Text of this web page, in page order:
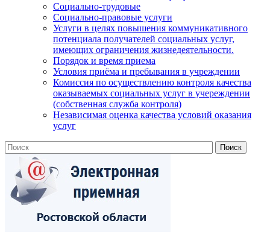
Социально-трудовые
Социально-правовые услуги
Услуги в целях повышения коммуникативного
потенциала получателей социальных услуг,
имеющих ограничения жизнедеятельности.
Порядок и время приема
Условия приёма и пребывания в учреждении
Комиссия по осуществлению контроля качества
оказываемых социальных услуг в учереждении
(собственная служба контроля)
Независимая оценка качества условий оказания
услуг